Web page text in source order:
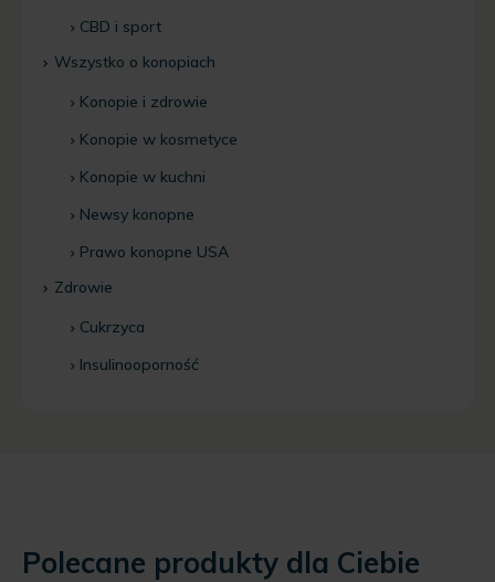
CBD i sport
Wszystko o konopiach
Konopie i zdrowie
Konopie w kosmetyce
Konopie w kuchni
Newsy konopne
Prawo konopne USA
Zdrowie
Cukrzyca
Insulinooporność
Polecane produkty dla Ciebie